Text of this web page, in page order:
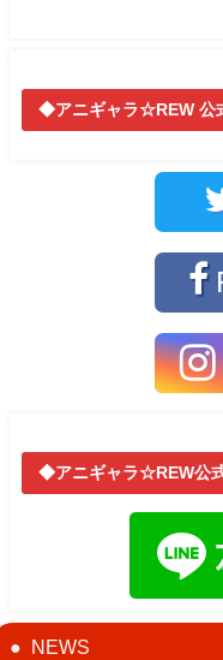
◆アニギャラ☆REW 公
◆アニギャラ☆REW公
NEWS